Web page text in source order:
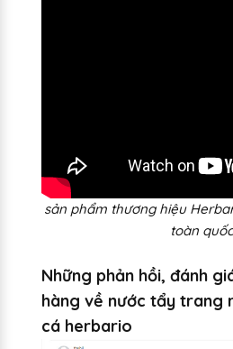
sản phẩm thương hiệu
toàn quốc
Những phản hồi, đánh
hàng về nước tẩy trang
cá herbario